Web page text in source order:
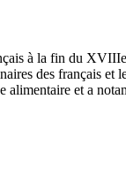
à la fin du
des français
et a